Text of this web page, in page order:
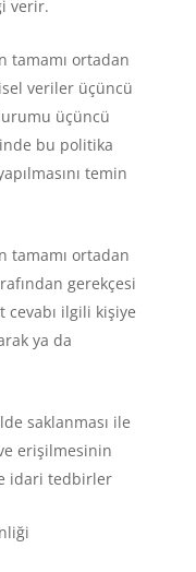
verir.
tamamı ortadan
veriler üçüncü
üçüncü
bu politika
temin
tamamı ortadan
gerekçesi
ilgili kişiye
ya da
saklanması ile
erişilmesinin
idari tedbirler